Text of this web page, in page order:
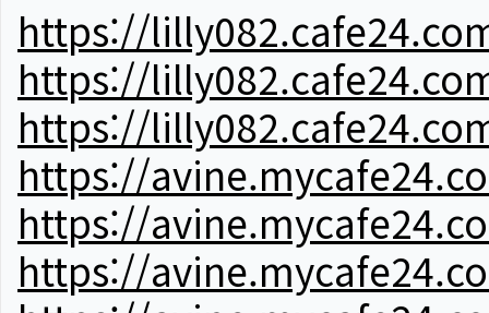
https://
https://
https://
https://
https://
https://